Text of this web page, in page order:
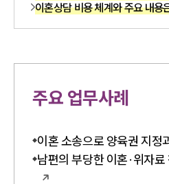
이혼상담 비용 체계와 주요 내용
주요 업무사례
이혼 소송으로 양육권 지정
남편의 부당한 이혼·위자